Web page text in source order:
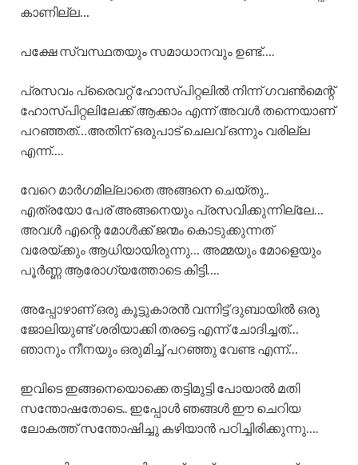
കാണില്ല…
പക്ഷേ സ്വസ്ഥതയും സമാധാനവും ഉണ്ട്….
പ്രസവം പ്രൈവറ്റ് ഹോസ്പിറ്റലിൽ നിന്ന് ഗവൺമെന്റ്
ഹോസ്പിറ്റലിലേക്ക് ആക്കാം എന്ന് അവൾ തന്നെയാണ്
പറഞ്ഞത്…അതിന് ഒരുപാട് ചെലവ് ഒന്നും വരില്ല
എന്ന്….
വേറെ മാർഗമില്ലാതെ അങ്ങനെ ചെയ്തു..
എത്രയോ പേര് അങ്ങനെയും പ്രസവിക്കുന്നില്ലേ…
അവൾ എന്റെ മോൾക്ക് ജന്മം കൊടുക്കുന്നത്
വരേയ്ക്കും ആധിയായിരുന്നു… അമ്മയും മോളെയും
പൂർണ്ണ ആരോഗ്യത്തോടെ കിട്ടി….
അപ്പോഴാണ് ഒരു കൂട്ടുകാരൻ വന്നിട്ട് ദുബായിൽ ഒരു
ജോലിയുണ്ട് ശരിയാക്കി തരട്ടെ എന്ന് ചോദിച്ചത്…
ഞാനും നീനയും ഒരുമിച്ച് പറഞ്ഞു വേണ്ട എന്ന്…
ഇവിടെ ഇങ്ങനെയൊക്കെ തട്ടിമുട്ടി പോയാൽ മതി
സന്തോഷതോടെ.. ഇപ്പോൾ ഞങ്ങൾ ഈ ചെറിയ
ലോകത്ത് സന്തോഷിച്ചു കഴിയാൻ പഠിച്ചിരിക്കുന്നു….